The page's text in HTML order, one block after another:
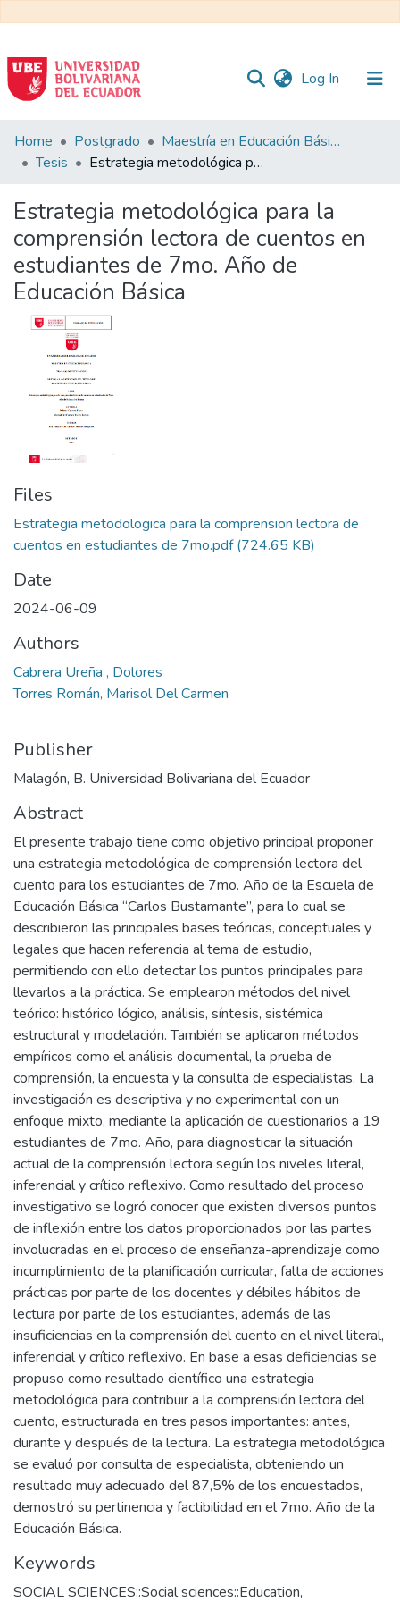
Log In (current)
Communities
&
All of DSpace
Statistics
Home Postgrado
Maestría en Educación Básica
Tesis
Estrategia metodológica para la comprensión lectora de cuentos en estudiantes de 7mo. Año de Educación Básica
Estrategia metodológica para la
comprensión lectora de cuentos en
estudiantes de 7mo. Año de
Educación Básica
Files
Estrategia metodologica para la comprension lectora de
cuentos en estudiantes de 7mo.pdf(724.65 KB)
Date
2024-06-09
Authors
Cabrera Ureña , Dolores
Torres Román, Marisol Del Carmen
Publisher
Malagón, B. Universidad Bolivariana del Ecuador
Abstract
El presente trabajo tiene como objetivo principal proponer
una estrategia metodológica de comprensión lectora del
cuento para los estudiantes de 7mo. Año de la Escuela de
Educación Básica “Carlos Bustamante”, para lo cual se
describieron las principales bases teóricas, conceptuales y
legales que hacen referencia al tema de estudio,
permitiendo con ello detectar los puntos principales para
llevarlos a la práctica. Se emplearon métodos del nivel
teórico: histórico lógico, análisis, síntesis, sistémica
estructural y modelación. También se aplicaron métodos
empíricos como el análisis documental, la prueba de
comprensión, la encuesta y la consulta de especialistas. La
investigación es descriptiva y no experimental con un
enfoque mixto, mediante la aplicación de cuestionarios a 19
estudiantes de 7mo. Año, para diagnosticar la situación
actual de la comprensión lectora según los niveles literal,
inferencial y crítico reflexivo. Como resultado del proceso
investigativo se logró conocer que existen diversos puntos
de inflexión entre los datos proporcionados por las partes
involucradas en el proceso de enseñanza-aprendizaje como
incumplimiento de la planificación curricular, falta de acciones
prácticas por parte de los docentes y débiles hábitos de
lectura por parte de los estudiantes, además de las
insuficiencias en la comprensión del cuento en el nivel literal,
inferencial y crítico reflexivo. En base a esas deficiencias se
propuso como resultado científico una estrategia
metodológica para contribuir a la comprensión lectora del
cuento, estructurada en tres pasos importantes: antes,
durante y después de la lectura. La estrategia metodológica
se evaluó por consulta de especialista, obteniendo un
resultado muy adecuado del 87,5% de los encuestados,
demostró su pertinencia y factibilidad en el 7mo. Año de la
Educación Básica.
Keywords
SOCIAL SCIENCES::Social sciences::Education,